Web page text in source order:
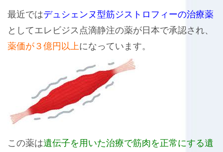
最近ではデュシェンヌ型筋ジストロフィーの治療薬
としてエレビジス点滴静注の薬が日本で承認され、
薬価が３億円以上になっています。
この薬は遺伝子を用いた治療で筋肉を正常にする遺